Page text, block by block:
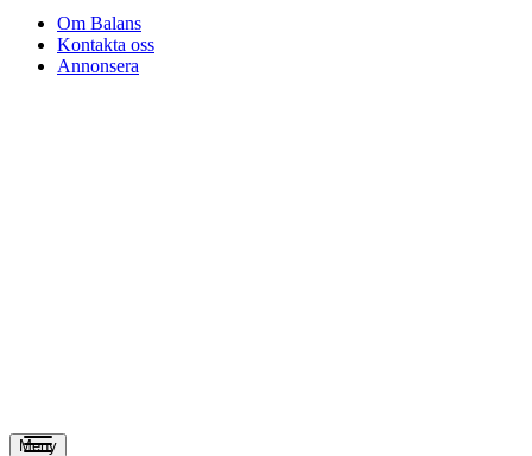
Om Balans
Kontakta oss
Annonsera
Meny